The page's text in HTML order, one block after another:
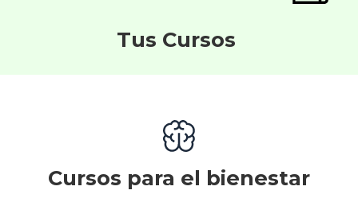
Tus Cursos
Cursos para el bienestar